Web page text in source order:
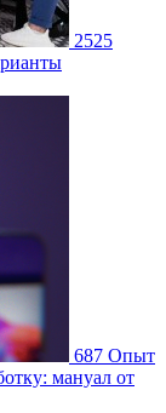
2525
687 Опыт
мануал от